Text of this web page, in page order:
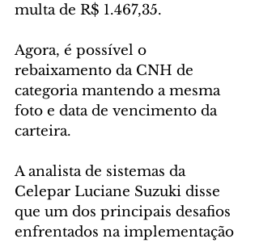
multa de R$ 1.467,35.
Agora, é possível o
rebaixamento da CNH de
categoria mantendo a mesma
foto e data de vencimento da
carteira.
A analista de sistemas da
Celepar Luciane Suzuki disse
que um dos principais desafios
enfrentados na implementação